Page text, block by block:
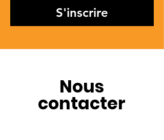
S'inscrire
Nous
contacter